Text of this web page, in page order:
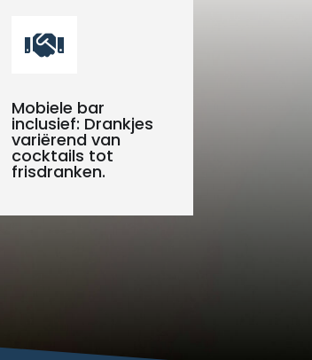

Mobiele bar
inclusief: Drankjes
variërend van
cocktails tot
frisdranken.